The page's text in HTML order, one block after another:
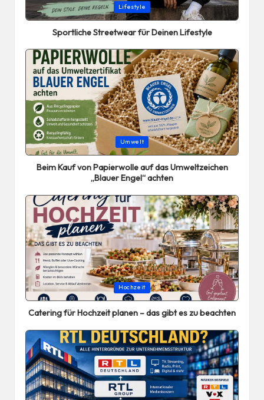
Posted
in
Lifestyle
Sportliche Streetwear für Deinen Lifestyle
Posted
in
Umwelt
Beim Kauf von Papierwolle auf das Umweltzeichen
„Blauer Engel“ achten
Posted
in
Hochzeit
Catering für Hochzeit planen – das gibt es zu beachten